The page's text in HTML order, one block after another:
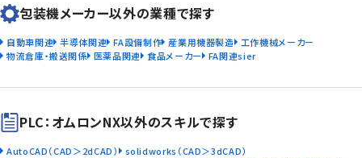
包装機メーカー以外の業種で探す
自動車関連 半導体関連 FA設備制作 産業用機器製造
工作機械メーカー
物流倉庫・搬送関係 医薬品関連 食品メーカー FA関連sier
PLC：オムロンNX以外のスキルで探す
AutoCAD（CAD＞2dCAD）
solidworks（CAD＞3dCAD）